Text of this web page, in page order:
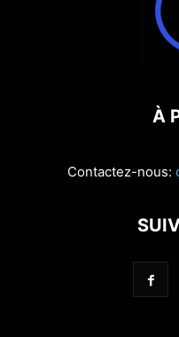
À
Contactez-nous: